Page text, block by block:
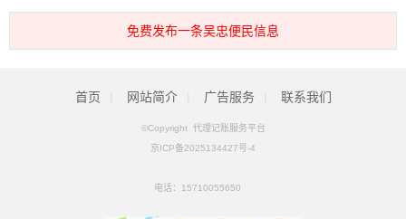
免费发布一条吴忠便民信息
首页 网站简介 广告服务 联系我们
©Copyright 代理记账服务平台
京ICP备2025134427号-4
电话： 15710055650